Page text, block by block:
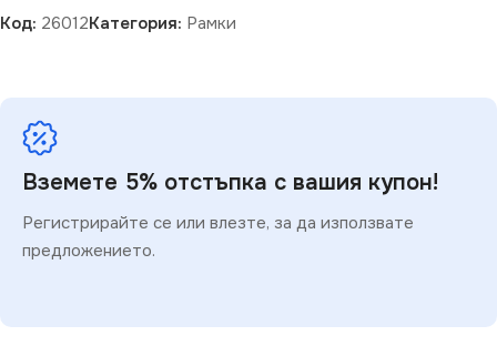
Код: 26012Категория: Рамки
Вземете 5% отстъпка с вашия купон!
Регистрирайте се или влезте, за да използвате
предложението.